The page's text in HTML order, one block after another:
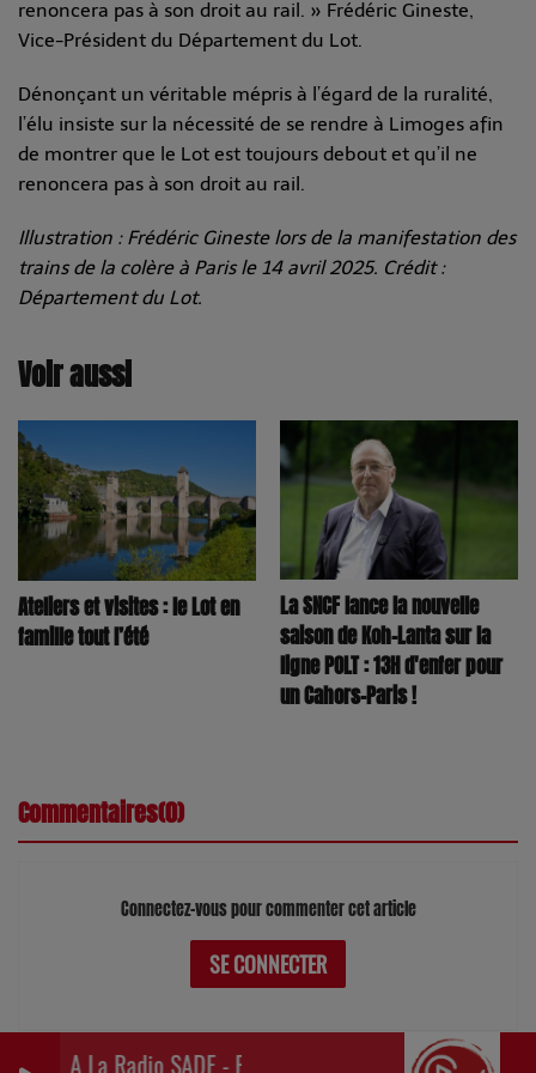
A La Radio SADE - Pascal - Le Podcast De Pascal
renoncera pas à son droit au rail. » Frédéric Gineste,
Vice-Président du Département du Lot.
Dénonçant un véritable mépris à l’égard de la ruralité,
l’élu insiste sur la nécessité de se rendre à Limoges afin
de montrer que le Lot est toujours debout et qu’il ne
renoncera pas à son droit au rail.
Illustration : Frédéric Gineste lors de la manifestation des
trains de la colère à Paris le 14 avril 2025. Crédit :
Département du Lot.
Voir aussi
Ateliers et visites : le Lot en
famille tout l’été
La SNCF lance la nouvelle
saison de Koh-Lanta sur la
ligne POLT : 13H d'enfer pour
un Cahors-Paris !
Commentaires(0)
Connectez-vous pour commenter cet article
SE CONNECTER